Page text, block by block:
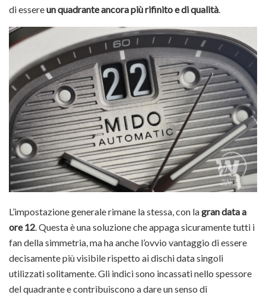
di essereun quadrante ancora più rifinito e di qualità.
L’impostazione generale rimane la stessa, con lagran data a
ore 12. Questa è una soluzione che appaga sicuramente tutti i
fan della simmetria, ma ha anche l’ovvio vantaggio di essere
decisamente più visibile rispetto ai dischi data singoli
utilizzati solitamente. Gli indici sono incassati nello spessore
del quadrante e contribuiscono a dare un senso di